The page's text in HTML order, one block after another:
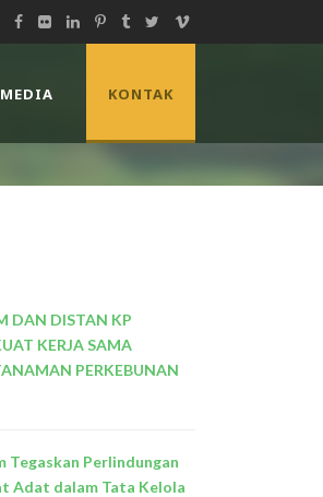
MEDIA KONTAK
DAN DISTAN KP
KERJA SAMA
PERKEBUNAN
Tegaskan Perlindungan
Adat dalam Tata Kelola